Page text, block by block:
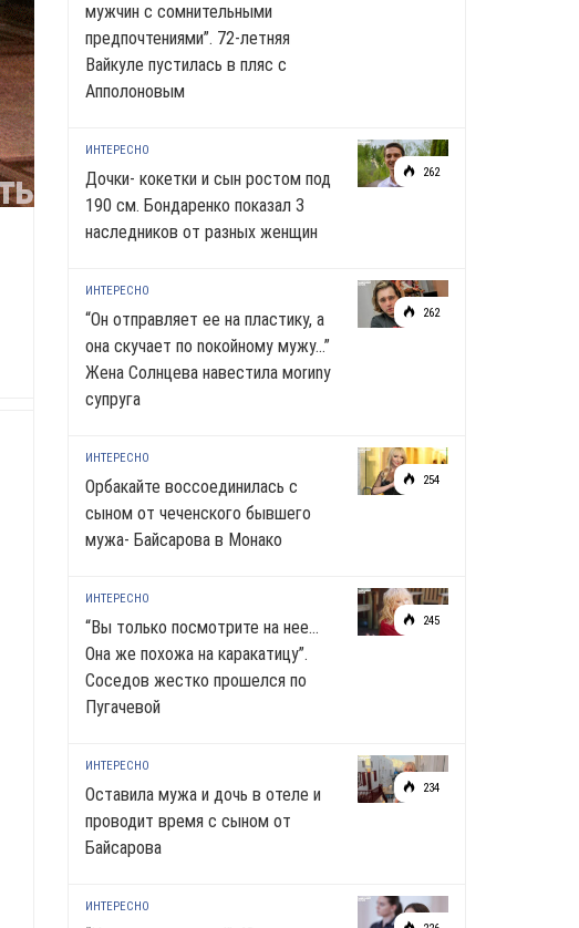
мужчин с сомнительными
предпочтениями”. 72-летняя
Вайкуле пустилась в пляс с
Апполоновым
262
ИНТЕРЕСНО
Дочки- кокетки и сын ростом под
190 см. Бондаренко показал 3
наследников от разных женщин
262
ИНТЕРЕСНО
“Он отправляет ее на пластику, а
она скучает по noкoйномy мужу…”
Жена Солнцева навестила моrиnу
супруга
254
ИНТЕРЕСНО
Орбакайте воссоединилась с
сыном от чеченского бывшего
мужа- Байсарова в Монако
245
ИНТЕРЕСНО
“Вы только посмотрите на нее…
Она же похожа на каракатицу”.
Соседов жестко прошелся по
Пугачевой
234
ИНТЕРЕСНО
Оставила мужа и дочь в отеле и
проводит время с сыном от
Байсарова
ИНТЕРЕСНО